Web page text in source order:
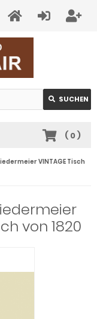
SUCHEN
( 0)
VINTAGE Tisch
von 1820